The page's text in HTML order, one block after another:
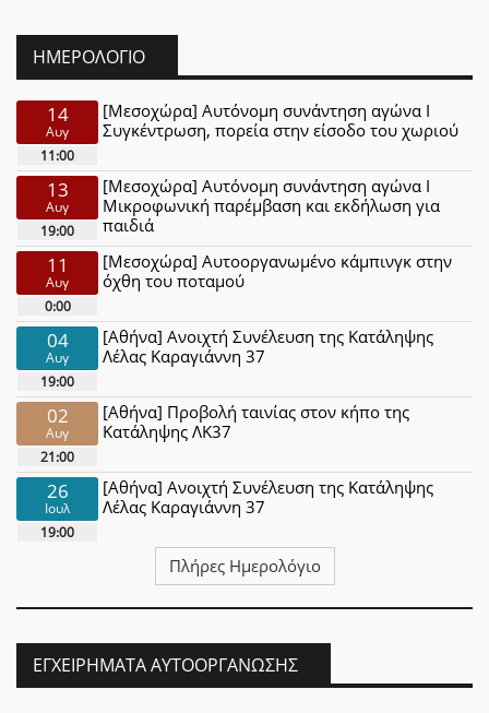
ΗΜΕΡΟΛΌΓΙΟ
14
Αυγ
11:00
[Μεσοχώρα] Αυτόνομη συνάντηση αγώνα Ι
Συγκέντρωση, πορεία στην είσοδο του χωριού
13
Αυγ
19:00
[Μεσοχώρα] Αυτόνομη συνάντηση αγώνα Ι
Μικροφωνική παρέμβαση και εκδήλωση για
παιδιά
11
Αυγ
0:00
[Μεσοχώρα] Αυτοοργανωμένο κάμπινγκ στην
όχθη του ποταμού
04
Αυγ
19:00
[Αθήνα] Ανοιχτή Συνέλευση της Κατάληψης
Λέλας Καραγιάννη 37
02
Αυγ
21:00
[Αθήνα] Προβολή ταινίας στον κήπο της
Κατάληψης ΛΚ37
26
Ιουλ
19:00
[Αθήνα] Ανοιχτή Συνέλευση της Κατάληψης
Λέλας Καραγιάννη 37
Πλήρες Ημερολόγιο
ΕΓΧΕΙΡΉΜΑΤΑ ΑΥΤΟΟΡΓΆΝΩΣΗΣ